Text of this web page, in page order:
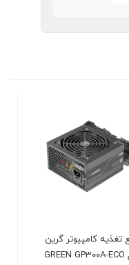
منبع تغذیه کامپیوتر
گیگابایت مدل GIGABYTE